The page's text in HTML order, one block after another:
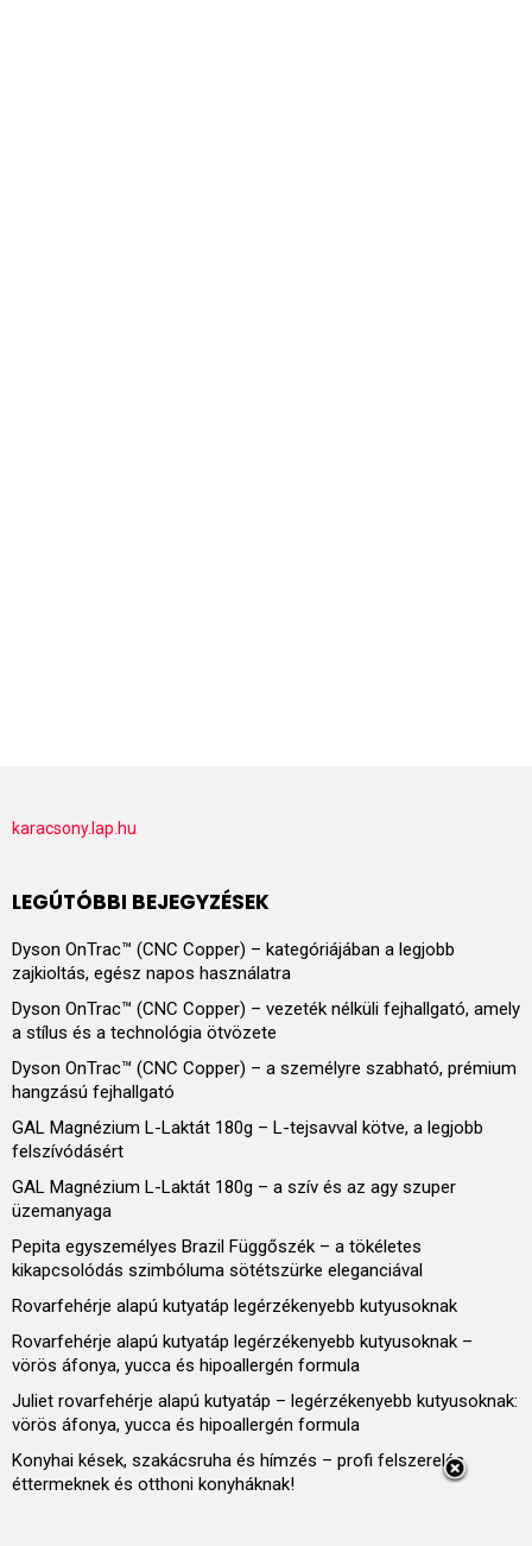
karacsony.lap.hu
LEGÚTÓBBI BEJEGYZÉSEK
Dyson OnTrac™ (CNC Copper) – kategóriájában a legjobb
zajkioltás, egész napos használatra
Dyson OnTrac™ (CNC Copper) – vezeték nélküli fejhallgató, amely
a stílus és a technológia ötvözete
Dyson OnTrac™ (CNC Copper) – a személyre szabható, prémium
hangzású fejhallgató
GAL Magnézium L-Laktát 180g – L-tejsavval kötve, a legjobb
felszívódásért
GAL Magnézium L-Laktát 180g – a szív és az agy szuper
üzemanyaga
Pepita egyszemélyes Brazil Függőszék – a tökéletes
kikapcsolódás szimbóluma sötétszürke eleganciával
Rovarfehérje alapú kutyatáp legérzékenyebb kutyusoknak
Rovarfehérje alapú kutyatáp legérzékenyebb kutyusoknak –
vörös áfonya, yucca és hipoallergén formula
Juliet rovarfehérje alapú kutyatáp – legérzékenyebb kutyusoknak:
vörös áfonya, yucca és hipoallergén formula
Konyhai kések, szakácsruha és hímzés – profi felszerelés
éttermeknek és otthoni konyháknak!